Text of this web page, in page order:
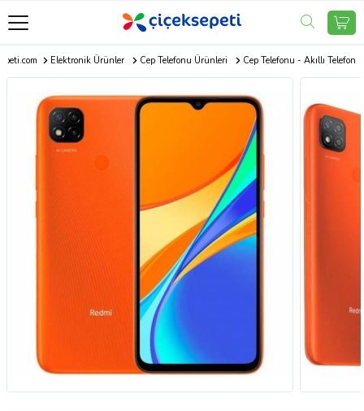
Elektronik Ürünler Cep Telefonu Ürünleri Cep Telefonu - Akıllı Telefon